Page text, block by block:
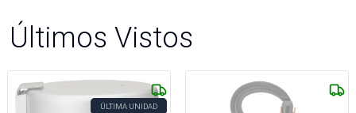
Últimos Vistos
ÚLTIMA UNIDAD